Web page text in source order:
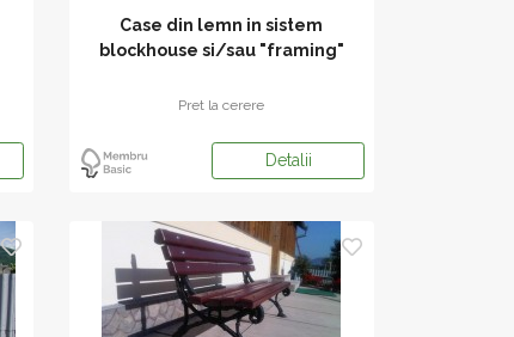
Case din lemn in sistem
blockhouse si/sau "framing"
Pret la cerere
Detalii